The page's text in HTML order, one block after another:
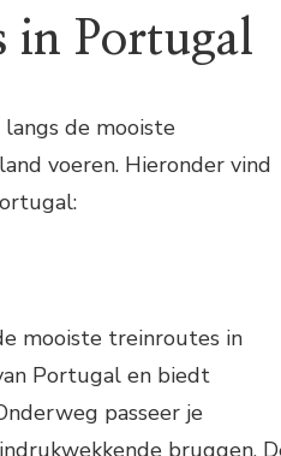
in Portugal
de mooiste
voeren. Hieronder vind
mooiste treinroutes in
Portugal en biedt
passeer je
bruggen.